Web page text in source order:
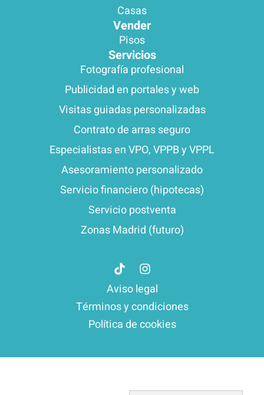
Casas
Vender
Pisos
Servicios
Fotografía profesional
Publicidad en portales y web
Visitas guiadas personalizadas
Contrato de arras seguro
Especialistas en VPO, VPPB y VPPL
Asesoramiento personalizado
Servicio financiero (hipotecas)
Servicio postventa
Zonas Madrid (futuro)
Aviso legal
Términos y condiciones
Política de cookies